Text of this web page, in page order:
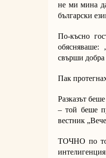
не ми мина
български
По-късно
обясняваше:
свърши добра
Пак
Разказът
– той беше
вестник
ТОЧНО по